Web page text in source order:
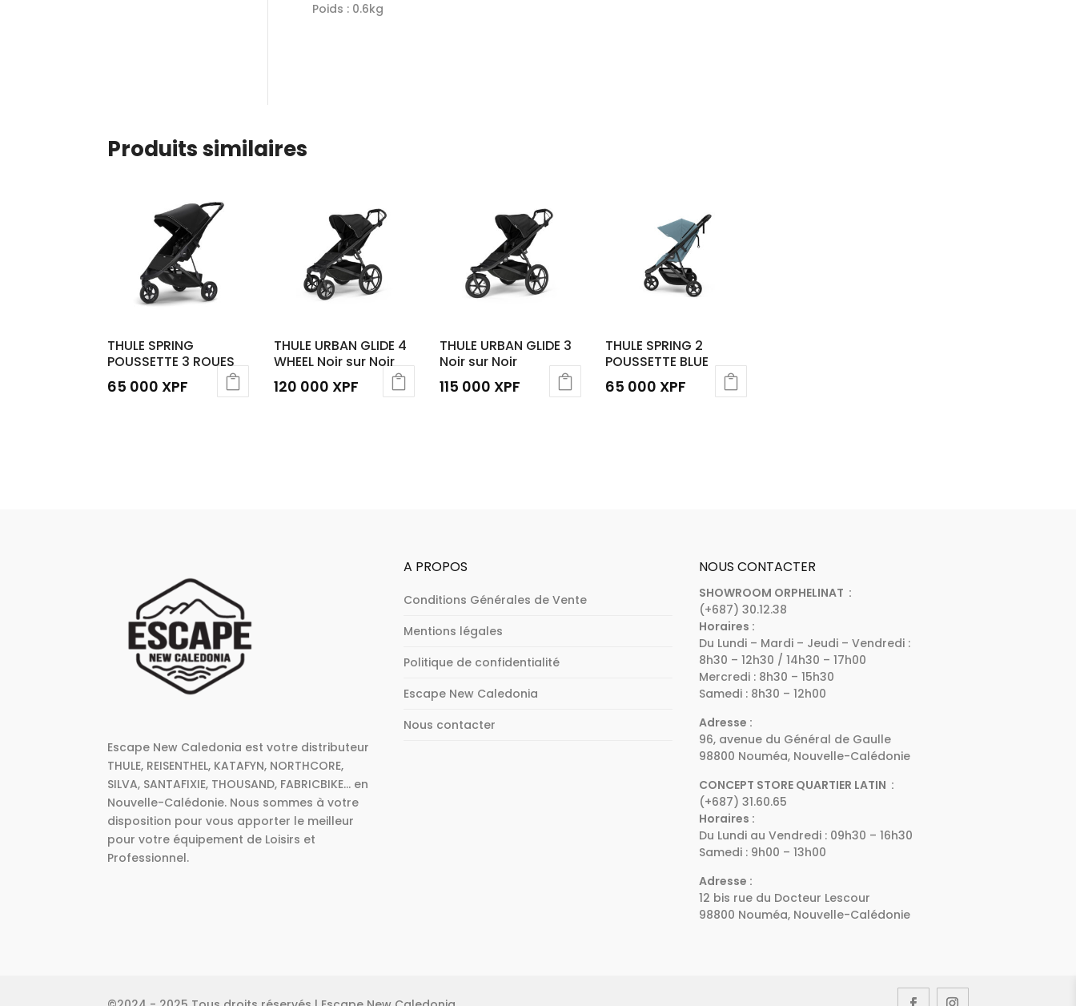
Poids : 0.6kg
Produits similaires
THULE SPRING
POUSSETTE 3 ROUES
65 000 XPF
choisies
page
THULE URBAN GLIDE 4
WHEEL Noir sur Noir
120 000 XPF
THULE URBAN GLIDE 3
Noir sur Noir
115 000 XPF
THULE SPRING 2
POUSSETTE BLUE
65 000 XPF
Escape New Caledonia est votre distributeur
THULE, REISENTHEL, KATAFYN, NORTHCORE,
SILVA, SANTAFIXIE, THOUSAND, FABRICBIKE... en
Nouvelle-Calédonie. Nous sommes à votre
disposition pour vous apporter le meilleur
pour votre équipement de Loisirs et
Professionnel.
A PROPOS
Conditions Générales de Vente
Mentions légales
Politique de confidentialité
Escape New Caledonia
Nous contacter
NOUS CONTACTER
SHOWROOM ORPHELINAT :
(+687) 30.12.38
Horaires :
Du Lundi – Mardi – Jeudi – Vendredi :
8h30 – 12h30 / 14h30 – 17h00
Mercredi : 8h30 – 15h30
Samedi : 8h30 – 12h00
Adresse :
96, avenue du Général de Gaulle
98800 Nouméa, Nouvelle-Calédonie
CONCEPT STORE QUARTIER LATIN :
(+687) 31.60.65
Horaires :
Du Lundi au Vendredi : 09h30 – 16h30
Samedi : 9h00 – 13h00
Adresse :
12 bis rue du Docteur Lescour
98800 Nouméa, Nouvelle-Calédonie